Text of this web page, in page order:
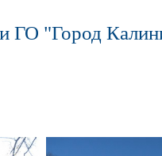
ГО "Город